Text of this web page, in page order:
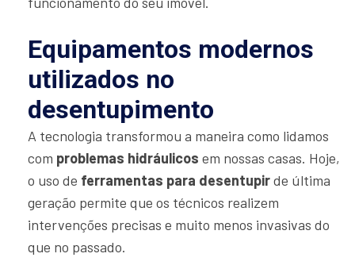
Equipamentos modernos
utilizados no
desentupimento
A tecnologia transformou a maneira como lidamos
com problemas hidráulicos em nossas casas. Hoje,
o uso de ferramentas para desentupirde última
geração permite que os técnicos realizem
intervenções precisas e muito menos invasivas do
que no passado.